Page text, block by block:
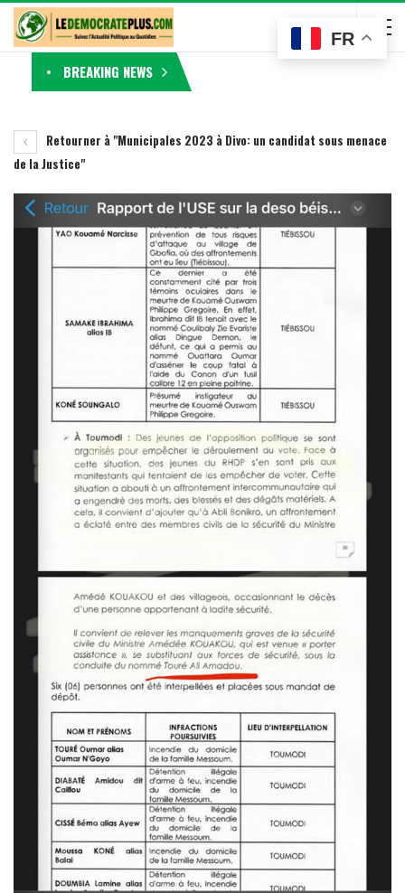
BREAKING NEWS
Retourner à "Municipales 2023 à Divo: un candidat sous menace
de la Justice"
FR